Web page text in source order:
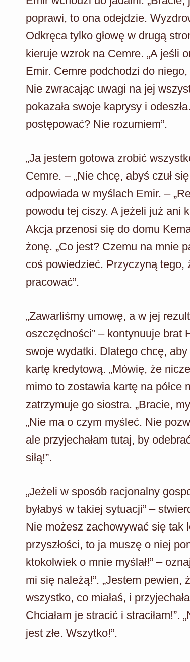
poprawi, to ona odejdzie.
Odkręca tylko głowę w drugą
kieruje wzrok na Cemre. „A jeśli
Emir. Cemre podchodzi do
Nie zwracając uwagi na jej
pokazała swoje kaprysy i
postępować? Nie rozumiem”.
„Ja jestem gotowa zrobić
Cemre. – „Nie chcę, abyś czuł
odpowiada w myślach Emir. –
powodu tej ciszy. A jeżeli już ani
Akcja przenosi się do domu
żonę. „Co jest? Czemu na mnie
coś powiedzieć. Przyczyną tego,
pracować”.
„Zawarliśmy umowę, a w jej
oszczędności” – kontynuuje brat
swoje wydatki. Dlatego chcę,
kartę kredytową. „Mówię, że
mimo to zostawia kartę na półce
zatrzymuje go siostra. „Bracie,
„Nie ma o czym myśleć. Nie
ale przyjechałam tutaj, by
siłą!”.
„Jeżeli w sposób racjonalny
byłabyś w takiej sytuacji” –
Nie możesz zachowywać się tak
przyszłości, to ja muszę o niej
ktokolwiek o mnie myślał!” –
mi się należą!”. „Jestem pewien,
wszystko, co miałaś, i
Chciałam je stracić i
jest złe. Wszytko!”.